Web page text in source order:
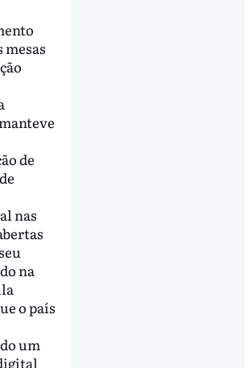
de
nas
na
o país
um